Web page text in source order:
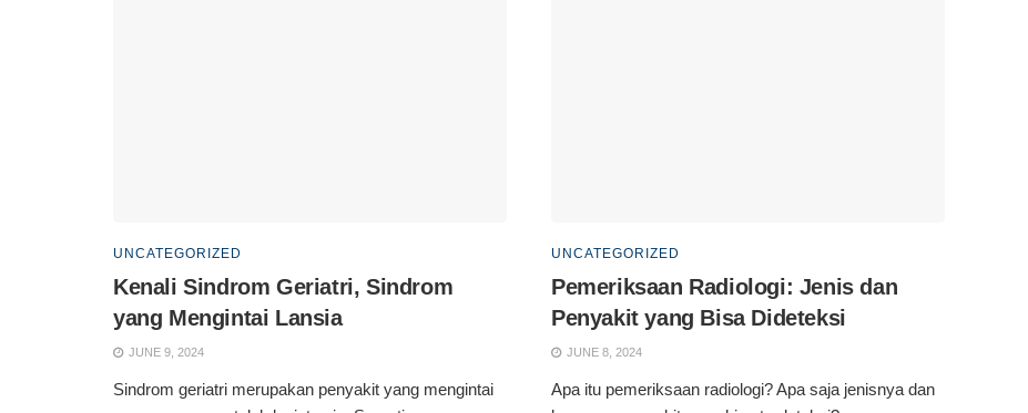
UNCATEGORIZED
Kenali Sindrom Geriatri, Sindrom
yang Mengintai Lansia
JUNE 9, 2024
Sindrom geriatri merupakan penyakit yang mengintai
UNCATEGORIZED
Pemeriksaan Radiologi: Jenis dan
Penyakit yang Bisa Dideteksi
JUNE 8, 2024
Apa itu pemeriksaan radiologi? Apa saja jenisnya dan